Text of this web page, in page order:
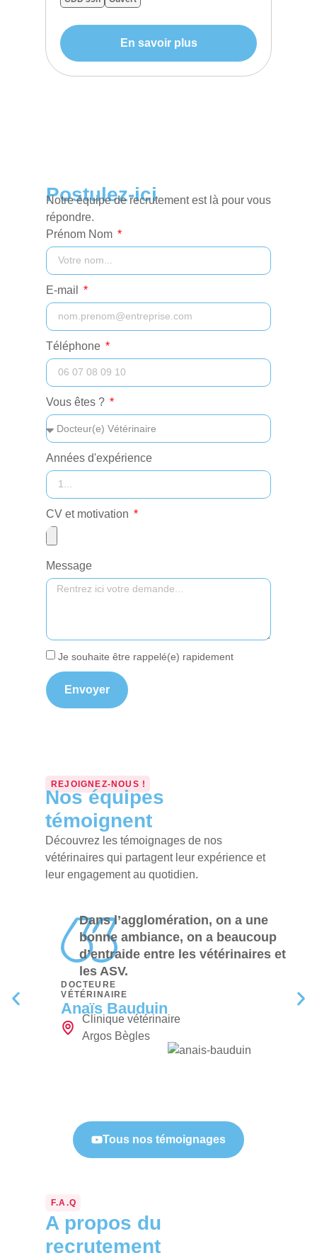
En savoir plus
Postulez-ici
Notre équipe de recrutement est là pour vous
répondre.
Prénom Nom
E-mail
Téléphone
Vous êtes ?
Années d'expérience
CV et motivation
Message
Je souhaite être rappelé(e) rapidement
Envoyer
REJOIGNEZ-NOUS !
Nos équipes
témoignent
Découvrez les témoignages de nos
vétérinaires qui partagent leur expérience et
leur engagement au quotidien.
Dans l’agglomération, on a une
bonne ambiance, on a beaucoup
d’entraide entre les vétérinaires et
les ASV.
DOCTEURE
VÉTÉRINAIRE
Anaïs Bauduin
Clinique vétérinaire
Argos Bègles
Tous nos témoignages
F.A.Q
A propos du
recrutement